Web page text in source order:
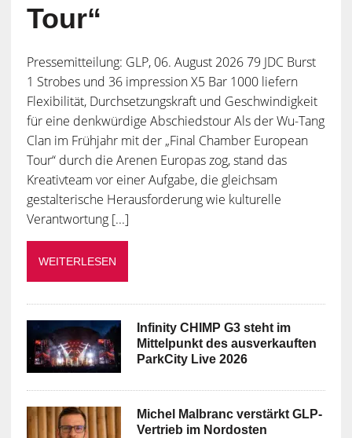
Tour“
Pressemitteilung: GLP, 06. August 2026 79 JDC Burst
1 Strobes und 36 impression X5 Bar 1000 liefern
Flexibilität, Durchsetzungskraft und Geschwindigkeit
für eine denkwürdige Abschiedstour Als der Wu-Tang
Clan im Frühjahr mit der „Final Chamber European
Tour“ durch die Arenen Europas zog, stand das
Kreativteam vor einer Aufgabe, die gleichsam
gestalterische Herausforderung wie kulturelle
Verantwortung [...]
WEITERLESEN
Infinity CHIMP G3 steht im
Mittelpunkt des ausverkauften
ParkCity Live 2026
Michel Malbranc verstärkt GLP-
Vertrieb im Nordosten